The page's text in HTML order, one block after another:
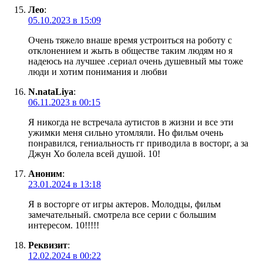
Лео:
05.10.2023 в 15:09
Очень тяжело внаше время устроиться на роботу с
отклонением и жыть в обществе таким людям но я
надеюсь на лучшее .сериал очень душевный мы тоже
люди и хотим понимания и любви
N.nataLiya:
06.11.2023 в 00:15
Я никогда не встречала аутистов в жизни и все эти
ужимки меня сильно утомляли. Но фильм очень
понравился, гениальность гг приводила в восторг, а за
Джун Хо болела всей душой. 10!
Аноним:
23.01.2024 в 13:18
Я в восторге от игры актеров. Молодцы, фильм
замечательный. смотрела все серии с большим
интересом. 10!!!!!
Реквизит:
12.02.2024 в 00:22